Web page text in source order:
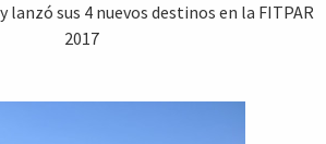
lanzó sus 4 nuevos destinos en la FITPAR
2017